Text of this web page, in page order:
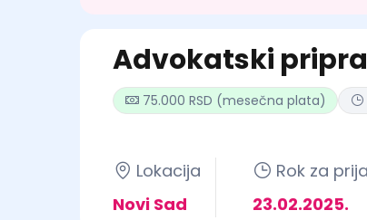
Advokatski
Lokacija
Novi Sad
Rok za
23.02.2025.
75.000 RSD (mesečna plata)